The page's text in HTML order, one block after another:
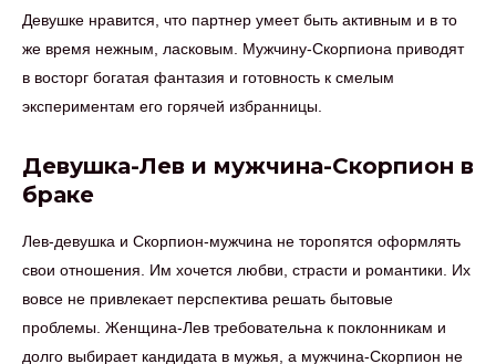
Девушке нравится, что партнер умеет быть активным и в то
же время нежным, ласковым. Мужчину-Скорпиона приводят
в восторг богатая фантазия и готовность к смелым
экспериментам его горячей избранницы.
Девушка-Лев и мужчина-Скорпион в
браке
Лев-девушка и Скорпион-мужчина не торопятся оформлять
свои отношения. Им хочется любви, страсти и романтики. Их
вовсе не привлекает перспектива решать бытовые
проблемы. Женщина-Лев требовательна к поклонникам и
долго выбирает кандидата в мужья, а мужчина-Скорпион не